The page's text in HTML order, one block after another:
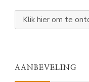
Klik hier om te
AANBEVELING